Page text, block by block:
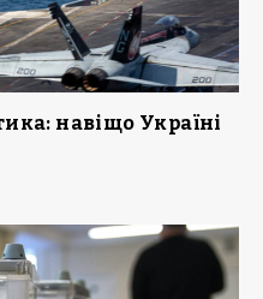
навіщо Україні